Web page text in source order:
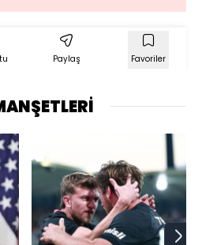
Paylaş Favoriler